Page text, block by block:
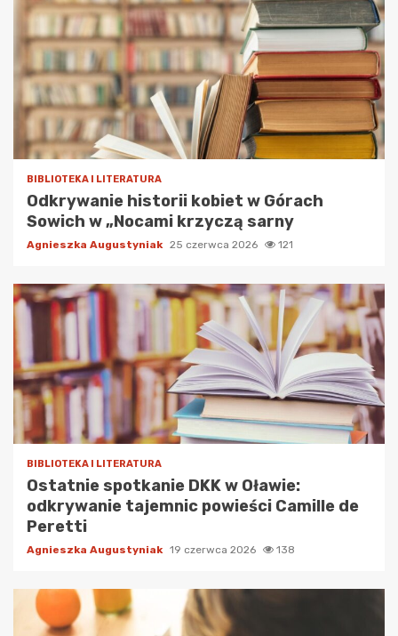
BIBLIOTEKA I LITERATURA
Odkrywanie historii kobiet w Górach
Sowich w „Nocami krzyczą sarny
Agnieszka Augustyniak 25 czerwca 2026 121
BIBLIOTEKA I LITERATURA
Ostatnie spotkanie DKK w Oławie:
odkrywanie tajemnic powieści Camille de
Peretti
Agnieszka Augustyniak 19 czerwca 2026 138